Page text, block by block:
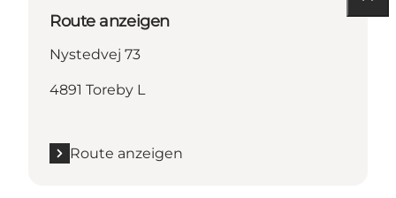
Route anzeigen
Nystedvej 73
4891 Toreby L
Route anzeigen